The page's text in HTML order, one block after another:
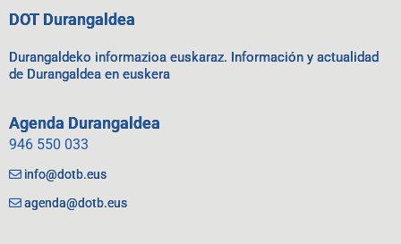
DOT Durangaldea
Durangaldeko informazioa euskaraz. Información y actualidad
de Durangaldea en euskera
Agenda Durangaldea
946 550 033
info@dotb.eus
agenda@dotb.eus